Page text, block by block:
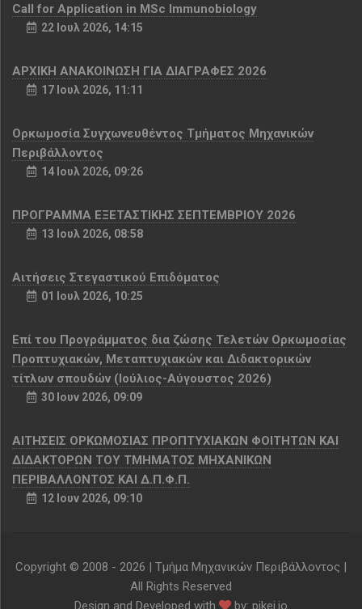
Call for Application in MSc Immunobiology
22 Ιουλ 2026, 14:15
ΑΡΧΙΚΗ ΑΝΑΚΟΙΝΩΣΗ ΓΙΑ ΔΙΑΓΡΑΦΕΣ 2026
17 Ιουλ 2026, 11:11
Ορκωμοσία Συγχωνευθέντος Τμήματος Μηχανικών
Περιβάλλοντος
14 Ιουλ 2026, 09:26
ΠΡΟΓΡΑΜΜΑ ΕΞΕΤΑΣΤΙΚΗΣ ΣΕΠΤΕΜΒΡΙΟΥ 2026
13 Ιουλ 2026, 08:58
Αιτήσεις Στεγαστικού Επιδόματος
01 Ιουλ 2026, 10:25
Επί του Προγράμματος δια ζώσης Τελετών Ορκωμοσίας
Προπτυχιακών, Μεταπτυχιακών και Διδακτορικών
τίτλων σπουδών (Ιούλιος-Αύγουστος 2026)
30 Ιουν 2026, 09:09
ΑΙΤΗΣΕΙΣ ΟΡΚΩΜΟΣΙΑΣ ΠΡΟΠΤΥΧΙΑΚΩΝ ΦΟΙΤΗΤΩΝ ΚΑΙ
ΔΙΔΑΚΤΟΡΩΝ ΤΟΥ ΤΜΗΜΑΤΟΣ ΜΗΧΑΝΙΚΩΝ
ΠΕΡΙΒΑΛΛΟΝΤΟΣ ΚΑΙ Δ.Π.Φ.Π.
12 Ιουν 2026, 09:10
Copyright © 2008 - 2026 | Τμήμα Μηχανικών Περιβάλλοντος |
All Rights Reserved
Design and Developed with
by: pikei.io